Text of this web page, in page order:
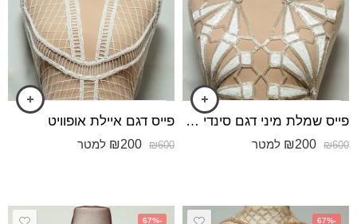
פייס שמלת מיני דגם סינדי אופוויט
₪600
₪200 למטר
פייס דגם איילת אופוויט
₪600
₪200 למטר
-67%
-67%